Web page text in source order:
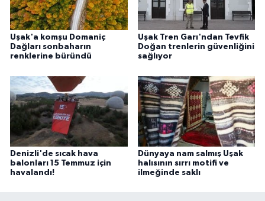
Uşak'a komşu Domaniç
Dağları sonbaharın
renklerine büründü
Uşak Tren Garı'ndan Tevfik
Doğan trenlerin güvenliğini
sağlıyor
Denizli'de sıcak hava
balonları 15 Temmuz için
havalandı!
Dünyaya nam salmış Uşak
halısının sırrı motifi ve
ilmeğinde saklı